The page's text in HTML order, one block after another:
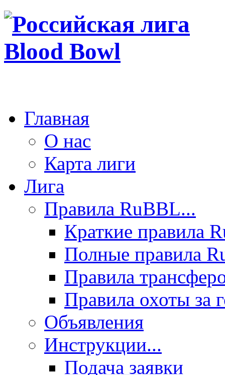
Главная
О нас
Карта лиги
Лига
Правила RuBBL...
Краткие правила
Полные правила
Правила
Правила охоты за
Объявления
Инструкции...
Подача заявки